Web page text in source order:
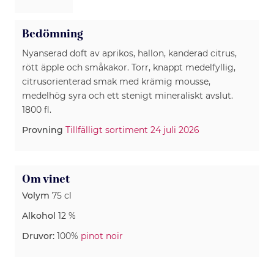
Bedömning
Nyanserad doft av aprikos, hallon, kanderad citrus,
rött äpple och småkakor. Torr, knappt medelfyllig,
citrusorienterad smak med krämig mousse,
medelhög syra och ett stenigt mineraliskt avslut.
1800 fl.
Provning Tillfälligt sortiment 24 juli 2026
Om vinet
Volym 75 cl
Alkohol 12 %
Druvor: 100% pinot noir